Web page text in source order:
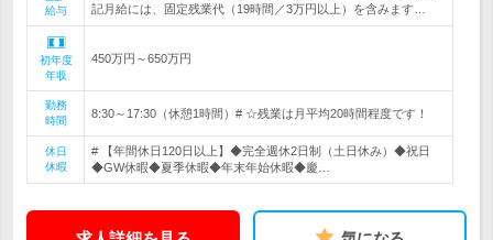
給与
記月給には、固定残業代（19時間／3万円以上）を含みます…
初年度
年収
450万円～650万円
勤務
時間
8:30～17:30（休憩1時間）# ☆残業は月平均20時間程度です！
休日
休暇
# 【年間休日120日以上】◆完全週休2日制（土日休み）◆祝日
◆GW休暇◆夏季休暇◆年末年始休暇◆慶…